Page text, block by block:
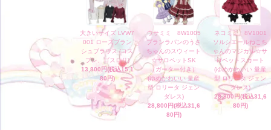
大きいサイズ LVW7
001 ローズブラン
シュブラウス (コス
プレ、ゴスロリ)
13,800円(税込15,1
80円)
ウサミミ 8W1005
ブランラパンのうさ
ちゃんのスウィート
☆サロペットSK
（ガーター付き）
(ゆめかわいい 量産
型 ロリータ ジェン
ダレス)
28,800円(税込31,6
80円)
ネコミミ 8V1001
ソルシエールねこち
ゃんのマジカル☆サ
ロペットスカート
(ゆめかわいい 量産
型 ロリータ ジェン
ダレス)
28,800円(税込31,6
80円)